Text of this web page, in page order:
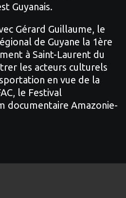
Guyanais.
Gérard Guillaume, le
de Guyane la 1ère
à Saint-Laurent du
les acteurs culturels
en vue de la
le Festival
documentaire Amazonie-